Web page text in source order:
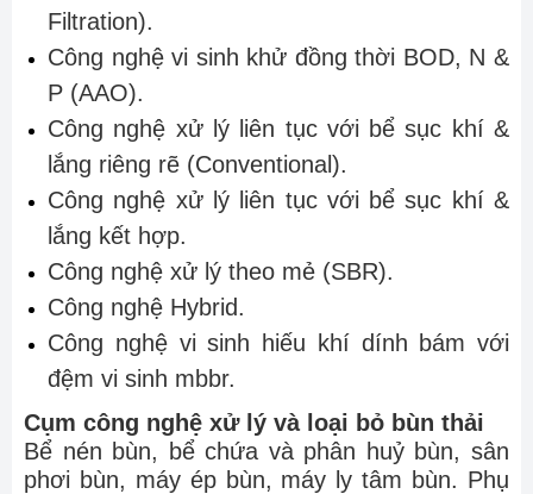
Filtration).
Công nghệ vi sinh khử đồng thời BOD, N &
P (AAO).
Công nghệ xử lý liên tục với bể sục khí &
lắng riêng rẽ (Conventional).
Công nghệ xử lý liên tục với bể sục khí &
lắng kết hợp.
Công nghệ xử lý theo mẻ (SBR).
Công nghệ Hybrid.
Công nghệ vi sinh hiếu khí dính bám với
đệm vi sinh mbbr.
Cụm công nghệ xử lý và loại bỏ bùn thải
Bể nén bùn, bể chứa và phân huỷ bùn, sân
phơi bùn, máy ép bùn, máy ly tâm bùn. Phụ